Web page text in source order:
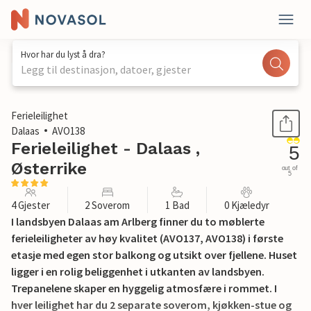
Hvor har du lyst å dra?
Legg til destinasjon, datoer, gjester
1 / 12
Ferieleilighet
Dalaas
AVO138
Ferieleilighet - Dalaas ,
Østerrike
5
out of
5
4 Gjester 2 Soverom 1 Bad 0 Kjæledyr
I landsbyen Dalaas am Arlberg finner du to møblerte
ferieleiligheter av høy kvalitet (AVO137, AVO138) i første
etasje med egen stor balkong og utsikt over fjellene. Huset
ligger i en rolig beliggenhet i utkanten av landsbyen.
Trepanelene skaper en hyggelig atmosfære i rommet. I
hver leilighet har du 2 separate soverom, kjøkken-stue og